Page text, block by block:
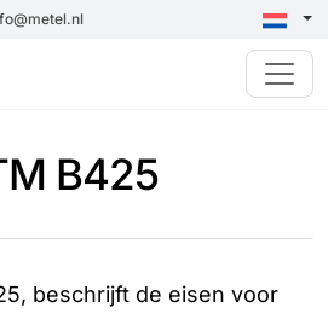
B425
beschrijft de eisen voor